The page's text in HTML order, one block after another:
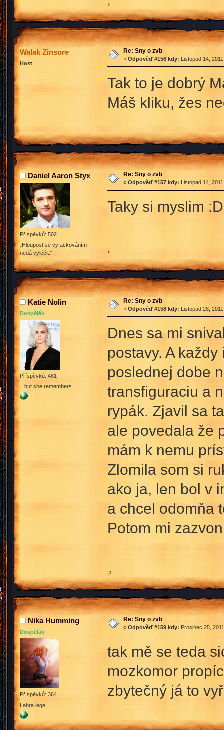
♪
Walak Zinsore
Host
Re: Sny o zvb
« Odpověď #156 kdy: Listopad 14,
Tak to je dobrý
Máš kliku, žes
Daniel Aaron Styx
Příspěvků: 502
„Hloupost se vyfackováním
nedá vyléčit.“
Re: Sny o zvb
« Odpověď #157 kdy: Listopad 14,
Taky si myslim
♪
Katie Nolin
Dospělák
Příspěvků: 481
...but she remembers.
Re: Sny o zvb
« Odpověď #158 kdy: Listopad 28,
Dnes sa mi
postavy. A
poslednej dobe
transfiguraciu a
rypák. Zjavil sa
ale povedala že
mám k nemu
Zlomila som si
ako ja, len bol v
a chcel odomňa
Potom mi
♫
Nika Humming
Dospělák
Příspěvků: 364
Labra lege!
Re: Sny o zvb
« Odpověď #159 kdy: Prosinec 25,
tak mě se teda
mozkomor
zbytečný já to